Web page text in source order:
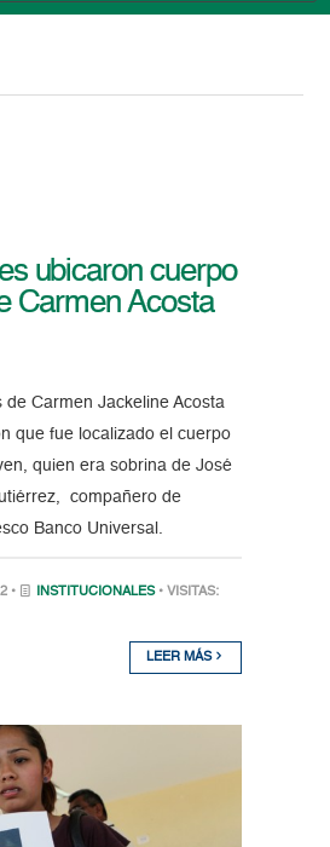
ubicaron cuerpo
Carmen Acosta
Carmen Jackeline Acosta
que fue localizado el cuerpo
quien era sobrina de José
compañero de
Banco Universal.
• INSTITUCIONALES • VISITAS:
LEER MÁS